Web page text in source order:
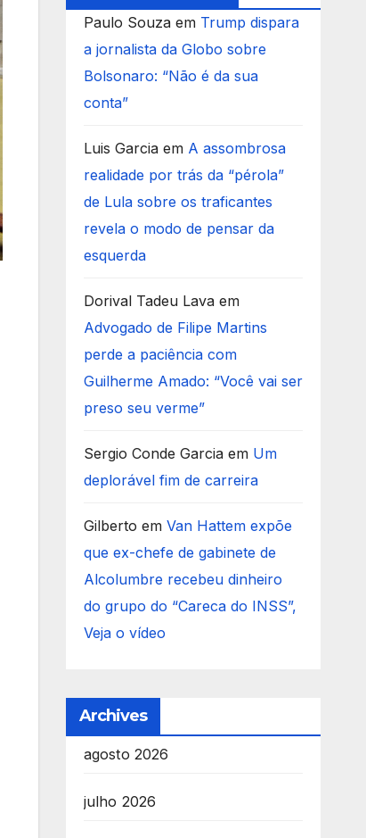
Paulo Souzaem Trump dispara
a jornalista da Globo sobre
Bolsonaro: “Não é da sua
conta”
Luis Garciaem A assombrosa
realidade por trás da “pérola”
de Lula sobre os traficantes
revela o modo de pensar da
esquerda
Dorival Tadeu Lavaem
Advogado de Filipe Martins
perde a paciência com
Guilherme Amado: “Você vai ser
preso seu verme”
Sergio Conde Garciaem Um
deplorável fim de carreira
Gilberto em Van Hattem expõe
que ex-chefe de gabinete de
Alcolumbre recebeu dinheiro
do grupo do “Careca do INSS”,
Veja o vídeo
Archives
agosto 2026
julho 2026